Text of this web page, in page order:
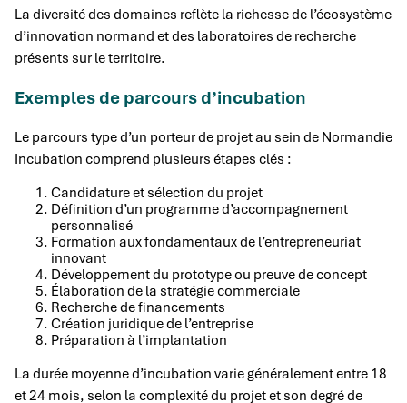
La diversité des domaines reflète la richesse de l’écosystème
d’innovation normand et des laboratoires de recherche
présents sur le territoire.
Exemples de parcours d’incubation
Le parcours type d’un porteur de projet au sein de Normandie
Incubation comprend plusieurs étapes clés :
Candidature et sélection du projet
Définition d’un programme d’accompagnement
personnalisé
Formation aux fondamentaux de l’entrepreneuriat
innovant
Développement du prototype ou preuve de concept
Élaboration de la stratégie commerciale
Recherche de financements
Création juridique de l’entreprise
Préparation à l’implantation
La durée moyenne d’incubation varie généralement entre 18
et 24 mois, selon la complexité du projet et son degré de